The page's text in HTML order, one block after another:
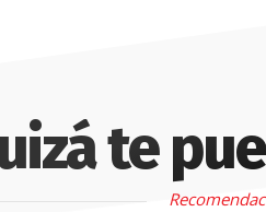
te